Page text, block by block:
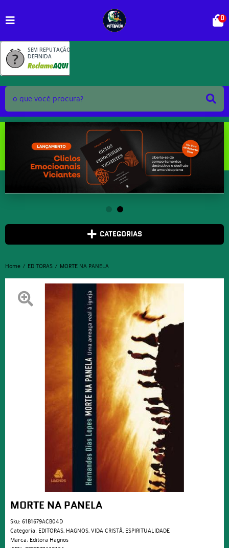
SEM REPUTAÇÃO
DEFINIDA
0
CATEGORIAS
Home EDITORAS MORTE NA PANELA
MORTE NA PANELA
Sku: 61B1679ACB04D
Categoria: EDITORAS, HAGNOS,VIDA CRISTÃ, ESPIRITUALIDADE
Marca: Editora Hagnos